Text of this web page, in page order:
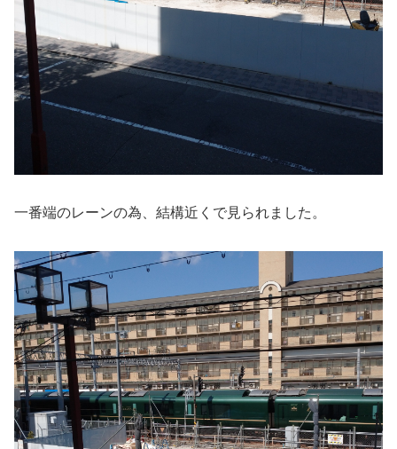
一番端のレーンの為、結構近くで見られました。